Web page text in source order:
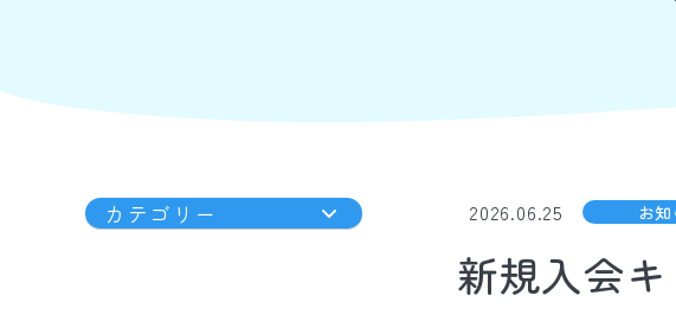
カテゴリー 2026.06.25 お
新規入会